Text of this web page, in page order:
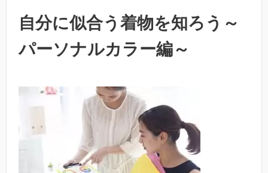
自分に似合う着物を知ろう～
パーソナルカラー編～